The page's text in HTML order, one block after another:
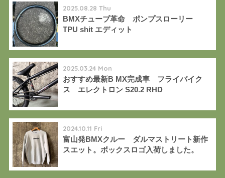
2025.08.28 Thu
BMXチューブ革命 ポンプスローリー
TPU shit エディット
2025.03.24 Mon
おすすめ最新B MX完成車 フライバイク
ス エレクトロン S20.2 RHD
2024.10.11 Fri
富山発BMXクルー ダルマストリート新作
スエット。ボックスロゴ入荷しました。